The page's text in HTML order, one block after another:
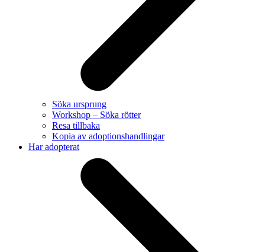
Söka ursprung
Workshop – Söka rötter
Resa tillbaka
Kopia av adoptionshandlingar
Har adopterat